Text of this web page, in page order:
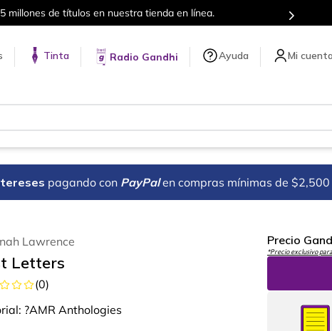
millones de títulos en nuestra tienda en línea.
Tinta Radio Gandhi Ayuda
pagando con PayPal en compras mínimas de $2,500
Lawrence
Letters
(0)
?AMR Anthologies
Precio
*Precio exclusivo